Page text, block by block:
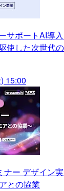
サポートAI導
使した次世代
15:00
ナー デザイン
との協業